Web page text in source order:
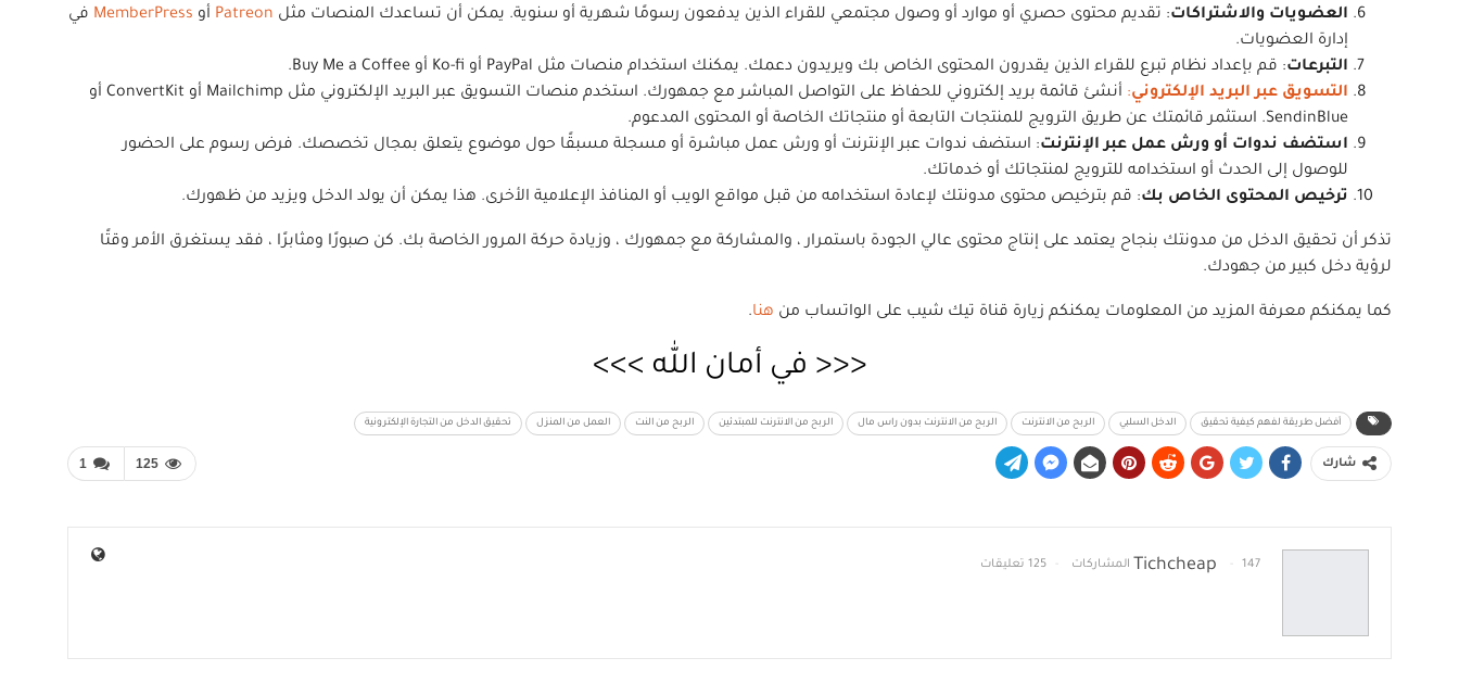
العضويات والاشتراكات: تقديم محتوى حصري أو موارد أو وصول مجتمعي للقراء الذين يدفعون رسومًا شهرية أو سنوية. يمكن أن تساعدك المنصات مثل Patreon أو MemberPress في
إدارة العضويات.
التبرعات: قم بإعداد نظام تبرع للقراء الذين يقدرون المحتوى الخاص بك ويريدون دعمك. يمكنك استخدام منصات مثل PayPal أو Ko-fi أو Buy Me a Coffee.
التسويق عبر البريد الإلكتروني:
أنشئ قائمة بريد إلكتروني للحفاظ على التواصل المباشر مع جمهورك. استخدم منصات التسويق عبر البريد الإلكتروني مثل Mailchimp أو ConvertKit أو
SendinBlue. استثمر قائمتك عن طريق الترويج للمنتجات التابعة أو منتجاتك الخاصة أو المحتوى المدعوم.
استضف ندوات أو ورش عمل عبر الإنترنت: استضف ندوات عبر الإنترنت أو ورش عمل مباشرة أو مسجلة مسبقًا حول موضوع يتعلق بمجال تخصصك. فرض رسوم على الحضور
للوصول إلى الحدث أو استخدامه للترويج لمنتجاتك أو خدماتك.
ترخيص المحتوى الخاص بك: قم بترخيص محتوى مدونتك لإعادة استخدامه من قبل مواقع الويب أو المنافذ الإعلامية الأخرى. هذا يمكن أن يولد الدخل ويزيد من ظهورك.
تذكر أن تحقيق الدخل من مدونتك بنجاح يعتمد على إنتاج محتوى عالي الجودة باستمرار ، والمشاركة مع جمهورك ، وزيادة حركة المرور الخاصة بك. كن صبورًا ومثابرًا ، فقد يستغرق الأمر وقتًا
لرؤية دخل كبير من جهودك.
كما يمكنكم معرفة المزيد من المعلومات يمكنكم زيارة قناة تيك شيب على الواتساب من هنا.
<<< في أمان الله >>>
أفضل طريقة لفهم كيفية تحقيق الدخل السلبي الربح من الانترنت الربح من الانترنت بدون راس مال الربح من الانترنت للمبتدئين الربح من النت العمل من المنزل تحقيق الدخل من التجارة الإلكترونية
1 125 شارك
Tichcheap 147 المشاركات 125 تعليقات